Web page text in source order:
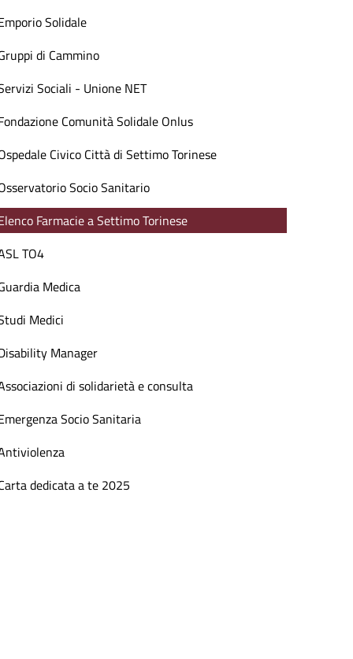
Solidale
di Cammino
Sociali - Unione NET
Comunità Solidale Onlus
Civico Città di Settimo Torinese
Socio Sanitario
Farmacie a Settimo Torinese
TO4
Medica
Medici
Manager
di solidarietà e consulta
Socio Sanitaria
dedicata a te 2025